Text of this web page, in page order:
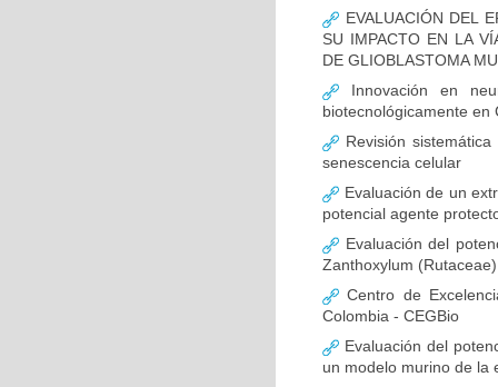
EVALUACIÓN DEL
SU IMPACTO EN LA
DE GLIOBLASTOMA
Innovación en
biotecnológicamente en
Revisión
senescencia celular
Evaluación de un
potencial agente
Evaluación del
Zanthoxylum
Centro de
Colombia - CEGBio
Evaluación del
un modelo murino de la